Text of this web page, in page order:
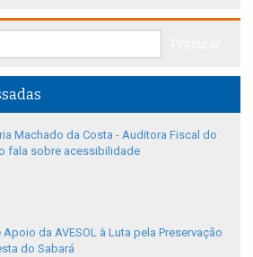
Machado da Costa - Auditora Fiscal do
fala sobre acessibilidade
da AVESOL à Luta pela Preservação
do Sabará